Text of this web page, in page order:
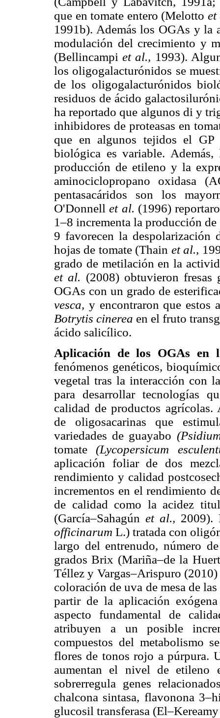
que en tomate entero (Melotto
1991b). Además los OGAs y la
modulación del crecimiento y
(Bellincampiet al., 1993).
los oligogalacturónidos se
de los oligogalacturónidos
residuos de ácido
ha reportado que algunos di y
inhibidores de proteasas en
que en algunos tejidos el GP
biológica es variable.
producción de etileno y la
aminociclopropano oxidasa
pentasacáridos son los
O'Donnellet al. (1996)
1–8 incrementa la producción
9 favorecen la despolarización
hojas de tomate (Thain et al.,
grado de metilación en la
et al. (2008) obtuvieron fresas
OGAs con un grado de
vesca, y encontraron que estos
Botrytis cinerea en el fruto
ácido salicílico.
Aplicación de los OGAs
fenómenos genéticos,
vegetal tras la interacción con
para desarrollar tecnologías
calidad de productos agrícolas.
de oligosacarinas que
variedades de guayabo
tomate(Lycopersicum
aplicación foliar de dos
rendimiento y calidad
incrementos en el rendimiento
de calidad como la acidez
(García–Sahagún et al., 2009).
officinarum L.) tratada con
largo del entrenudo, número
grados Brix (Mariña–de la
Téllez y Vargas–Arispuro
coloración de uva de mesa de
partir de la aplicación
aspecto fundamental de
atribuyen a un posible
compuestos del metabolismo
flores de tonos rojo a púrpura.
aumentan el nivel de etileno
sobrerregula genes
chalcona sintasa, flavonona
glucosil transferasa